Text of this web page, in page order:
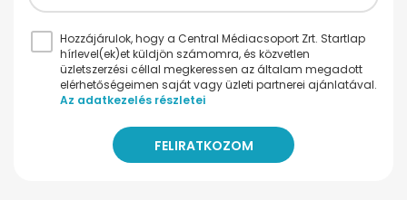
Hozzájárulok, hogy a Central Médiacsoport Zrt. Startlap
hírlevel(ek)et küldjön számomra, és közvetlen
üzletszerzési céllal megkeressen az általam megadott
elérhetőségeimen saját vagy üzleti partnerei ajánlatával.
Az adatkezelés részletei